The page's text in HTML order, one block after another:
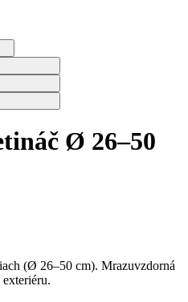
Ø 26–50
(Ø 26–50 cm). Mrazuvzdorná